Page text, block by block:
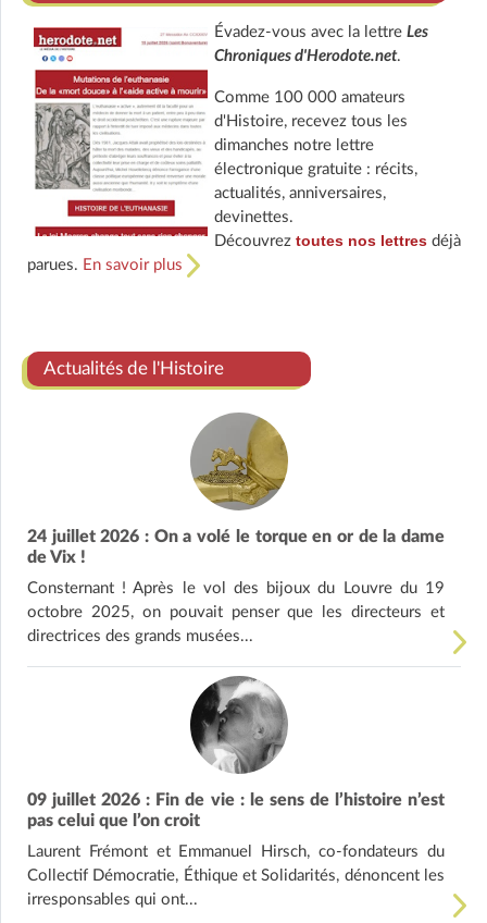
Évadez-vous avec la lettre Les
Chroniques d'Herodote.net.
Comme 100 000 amateurs
d'Histoire, recevez tous les
dimanches notre lettre
électronique gratuite : récits,
actualités, anniversaires,
devinettes.
Découvrez toutes nos lettresdéjà
parues. En savoir plus
Actualités de l'Histoire
24 juillet 2026 : On a volé le torque en or de la dame
de Vix !
Consternant ! Après le vol des bijoux du Louvre du 19
octobre 2025, on pouvait penser que les directeurs et
directrices des grands musées...
09 juillet 2026 : Fin de vie : le sens de l’histoire n’est
pas celui que l’on croit
Laurent Frémont et Emmanuel Hirsch, co-fondateurs du
Collectif Démocratie, Éthique et Solidarités, dénoncent les
irresponsables qui ont...